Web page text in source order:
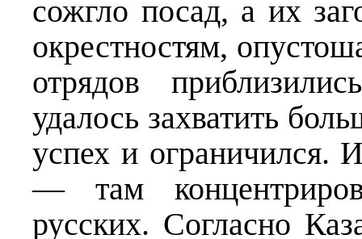
сожгло посад, а их
окрестностям,
отрядов
удалось захватить
успех и ограничился.
— там
русских. Согласно